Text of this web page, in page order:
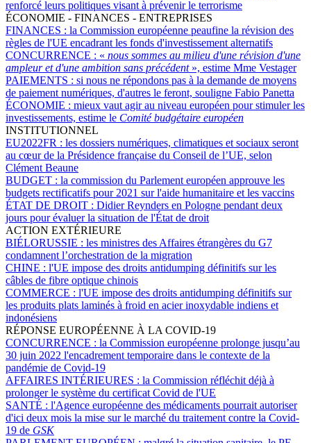
renforcé leurs politiques visant à prévenir le terrorisme
ÉCONOMIE - FINANCES - ENTREPRISES
FINANCES : la Commission européenne peaufine la révision des
règles de l'UE encadrant les fonds d'investissement alternatifs
CONCURRENCE : « nous sommes au milieu d'une révision d'une
ampleur et d'une ambition sans précédent », estime Mme Vestager
PAIEMENTS : si nous ne répondons pas à la demande de moyens
de paiement numériques, d'autres le feront, souligne Fabio Panetta
ÉCONOMIE : mieux vaut agir au niveau européen pour stimuler les
investissements, estime le Comité budgétaire européen
INSTITUTIONNEL
EU2022FR : les dossiers numériques, climatiques et sociaux seront
au cœur de la Présidence française du Conseil de l’UE, selon
Clément Beaune
BUDGET : la commission du Parlement européen approuve les
budgets rectificatifs pour 2021 sur l'aide humanitaire et les vaccins
ÉTAT DE DROIT : Didier Reynders en Pologne pendant deux
jours pour évaluer la situation de l'État de droit
ACTION EXTÉRIEURE
BIÉLORUSSIE : les ministres des Affaires étrangères du G7
condamnent l’orchestration de la migration
CHINE : l'UE impose des droits antidumping définitifs sur les
câbles de fibre optique chinois
COMMERCE : l'UE impose des droits antidumping définitifs sur
les produits plats laminés à froid en acier inoxydable indiens et
indonésiens
RÉPONSE EUROPÉENNE À LA COVID-19
CONCURRENCE : la Commission européenne prolonge jusqu’au
30 juin 2022 l'encadrement temporaire dans le contexte de la
pandémie de Covid-19
AFFAIRES INTÉRIEURES : la Commission réfléchit déjà à
prolonger le système du certificat Covid de l'UE
SANTÉ : l'Agence européenne des médicaments pourrait autoriser
d'ici deux mois la mise sur le marché du traitement contre la Covid-
19 de GSK